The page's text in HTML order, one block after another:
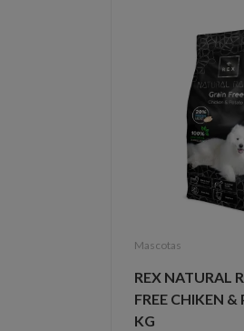
Mascotas
REX NATURAL
FREE CHIKEN
KG